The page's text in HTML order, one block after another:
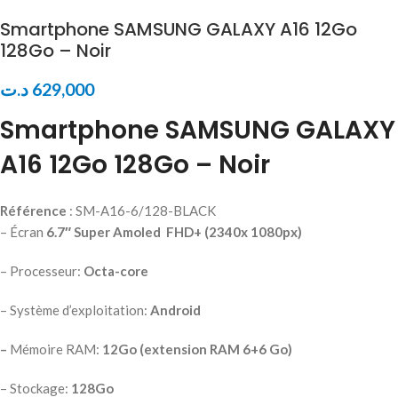
Smartphone SAMSUNG GALAXY A16 12Go
128Go – Noir
629,000 د.ت
Smartphone SAMSUNG GALAXY
A16 12Go 128Go – Noir
Référence : SM-A16-6/128-BLACK
– Écran 6.7″ Super Amoled FHD+ (2340x 1080px)
– Processeur: Octa-core
– Système d’exploitation: Android
– Mémoire RAM: 12Go (extension RAM 6+6 Go)
– Stockage: 128Go